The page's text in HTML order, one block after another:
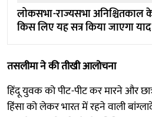
लोकसभा-राज्यसभा
किस लिए यह सत्र किया जाएगा
तसलीमा ने की तीखी आलोचना
हिंदू युवक को पीट-पीट कर मारने और
हिंसा को लेकर भारत में रहने वाली